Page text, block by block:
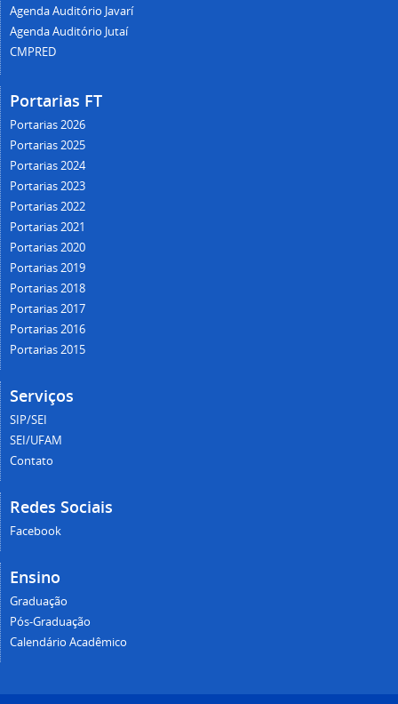
Agenda Auditório Javarí
Agenda Auditório Jutaí
CMPRED
Portarias FT
Portarias 2026
Portarias 2025
Portarias 2024
Portarias 2023
Portarias 2022
Portarias 2021
Portarias 2020
Portarias 2019
Portarias 2018
Portarias 2017
Portarias 2016
Portarias 2015
Serviços
SIP/SEI
SEI/UFAM
Contato
Redes Sociais
Facebook
Ensino
Graduação
Pós-Graduação
Calendário Acadêmico